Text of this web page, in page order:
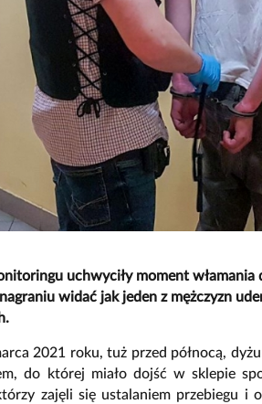
uchwyciły moment
widać jak jeden z mężczyzn
2021 roku, tuż przed północą,
do której miało dojść w sklepie
zajęli się ustalaniem przebiegu i